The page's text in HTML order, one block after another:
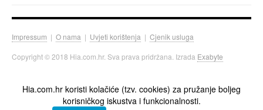
Impressum | O nama | Uvjeti korištenja | Cjenik usluga
Copyright © 2018 Hia.com.hr. Sva prava pridržana. Izrada Exabyte
Hia.com.hr koristi kolačiće (tzv. cookies) za pružanje boljeg
korisničkog iskustva i funkcionalnosti.